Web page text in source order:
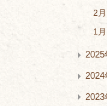
2月
1月
2025
2024
2023